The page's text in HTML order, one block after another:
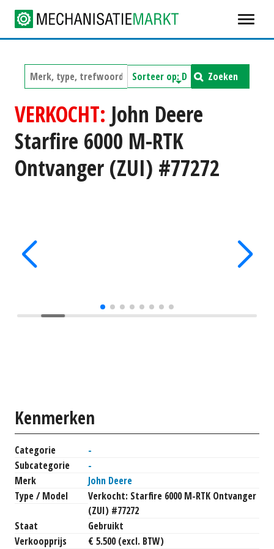
Zoeken
VERKOCHT: John Deere
Starfire 6000 M-RTK
Ontvanger (ZUI) #77272
Kenmerken
Categorie
-
Subcategorie
-
Merk
John Deere
Type / Model
Verkocht: Starfire 6000 M-RTK Ontvanger
(ZUI) #77272
Staat
Gebruikt
Verkoopprijs
€ 5.500 (excl. BTW)